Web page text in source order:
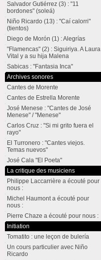
Salvador Gutiérrez (3) : "11
bordones" (soleá)
Niño Ricardo (13) : "Caí calorri"
(tientos)
Diego de Morón (1) : Alegrías
"Flamencas" (2) : Siguiriya. A Laura
Vital y a su hija Malena
Sabicas : "Fantasia Inca"
Archives sonores
Cantes de Morente
Cantes de Estrella Morente
José Menese : "Cantes de José
Menese" / "Menese"
Carlos Cruz : "Si mi grito fuera el
rayo"
El Turronero : "Cantes viejos.
Temas nuevos"
José Cala "El Poeta"
La critique des musiciens
Philippe Laccarrière a écouté pour
nous :
Michel Haumont a écouté pour
nous :
Pierre Chaze a écouté pour nous :
Initiation
Tomatito : une leçon de bulería
Un cours particulier avec Niño
Ricardo